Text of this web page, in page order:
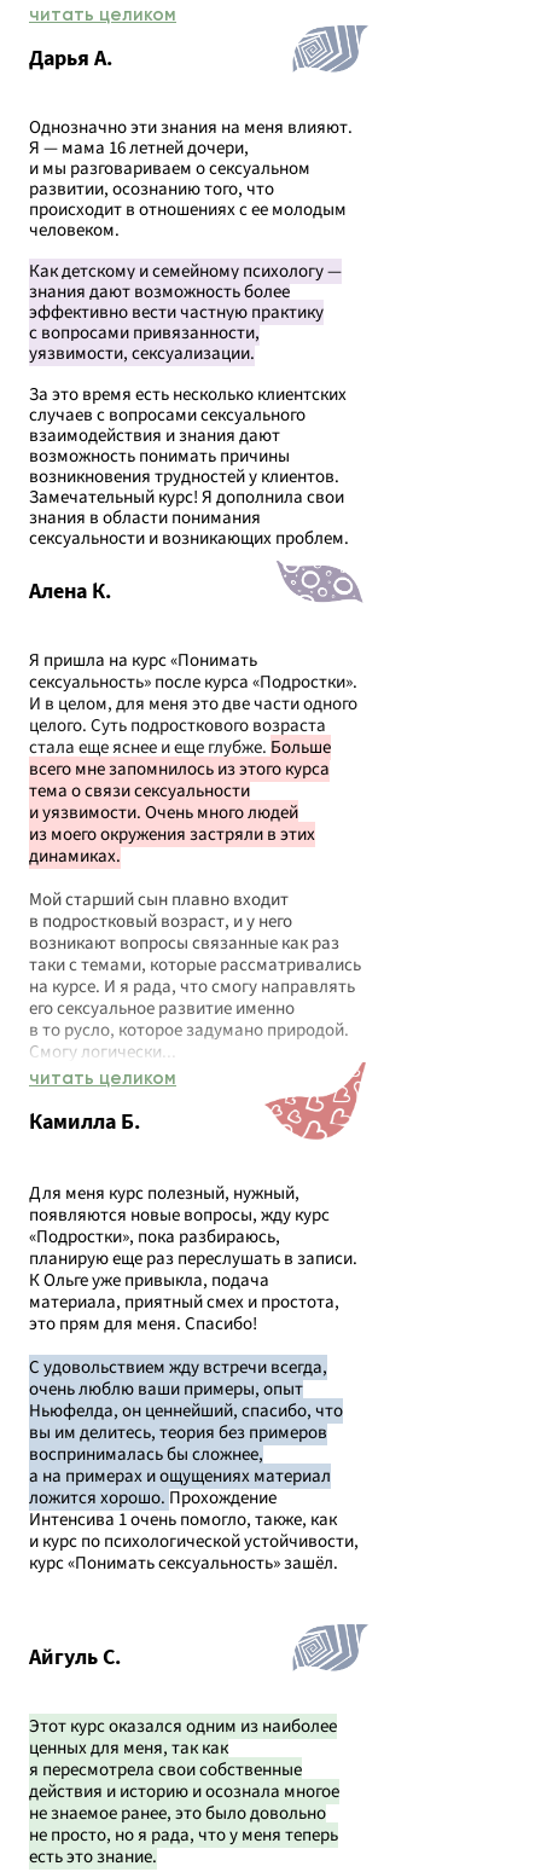
Дарья А.
читать целиком
Алена К.
Однозначно эти знания на меня влияют.
Я — мама 16 летней дочери,
и мы разговариваем о сексуальном
развитии, осознанию того, что
происходит в отношениях с ее молодым
человеком.
Как детскому и семейному психологу —
знания дают возможность более
эффективно вести частную практику
с вопросами привязанности,
уязвимости, сексуализации.
За это время есть несколько клиентских
случаев с вопросами сексуального
взаимодействия и знания дают
возможность понимать причины
возникновения трудностей у клиентов.
Замечательный курс! Я дополнила свои
знания в области понимания
сексуальности и возникающих проблем.
Камилла Б.
Я пришла на курс «Понимать
сексуальность» после курса «Подростки».
И в целом, для меня это две части одного
целого. Суть подросткового возраста
стала еще яснее и еще глубже. Больше
всего мне запомнилось из этого курса
тема о связи сексуальности
и уязвимости. Очень много людей
из моего окружения застряли в этих
динамиках.
Мой старший сын плавно входит
в подростковый возраст, и у него
возникают вопросы связанные как раз
таки с темами, которые рассматривались
на курсе. И я рада, что смогу направлять
его сексуальное развитие именно
в то русло, которое задумано природой.
Смогу логически...
читать целиком
Для меня курс полезный, нужный,
появляются новые вопросы, жду курс
«Подростки», пока разбираюсь,
планирую еще раз переслушать в записи.
К Ольге уже привыкла, подача
материала, приятный смех и простота,
это прям для меня. Спасибо!
С удовольствием жду встречи всегда,
очень люблю ваши примеры, опыт
Ньюфелда, он ценнейший, спасибо, что
вы им делитесь, теория без примеров
воспринималась бы сложнее,
а на примерах и ощущениях материал
ложится хорошо.Прохождение
Интенсива 1 очень помогло, также, как
и курс по психологической устойчивости,
курс «Понимать сексуальность» зашёл.
Айгуль С.
Этот курс оказался одним из наиболее
ценных для меня, так как
я пересмотрела свои собственные
действия и историю и осознала многое
не знаемое ранее, это было довольно
не просто, но я рада, что у меня теперь
есть это знание.